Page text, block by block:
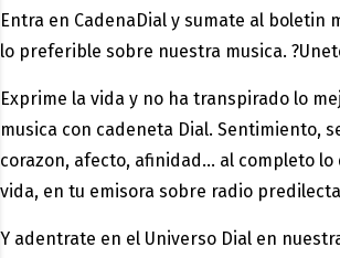
Entra en CadenaDial y sumate al boletin
lo preferible sobre nuestra musica.
Exprime la vida y no ha transpirado lo
musica con cadeneta Dial. Sentimiento,
corazon, afecto, afinidad… al completo lo
vida, en tu emisora sobre radio
Y adentrate en el Universo Dial en